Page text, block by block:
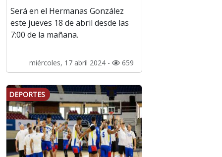
Será en el Hermanas González
este jueves 18 de abril desde las
7:00 de la mañana.
miércoles, 17 abril 2024 - 659
DEPORTES